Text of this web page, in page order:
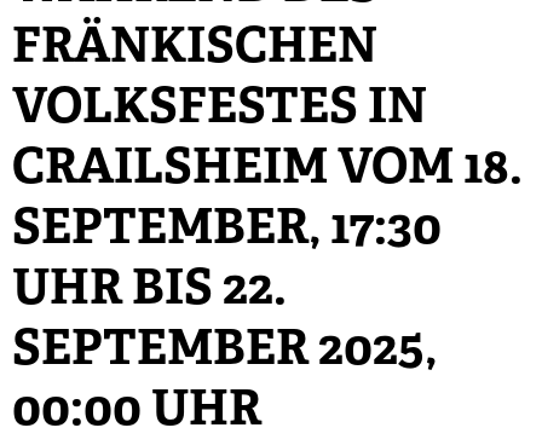
FRÄNKISCHEN
VOLKSFESTES IN
CRAILSHEIM VOM 18.
SEPTEMBER, 17:30
UHR BIS 22.
SEPTEMBER 2025,
00:00 UHR